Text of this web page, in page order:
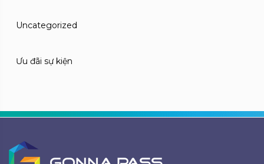
Uncategorized
Ưu đãi sự kiện